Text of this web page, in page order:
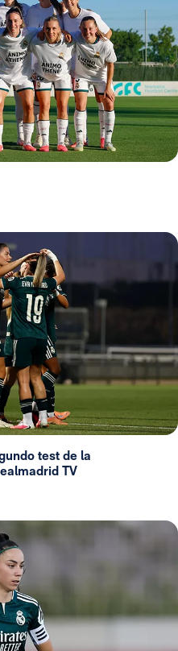
test de la
TV